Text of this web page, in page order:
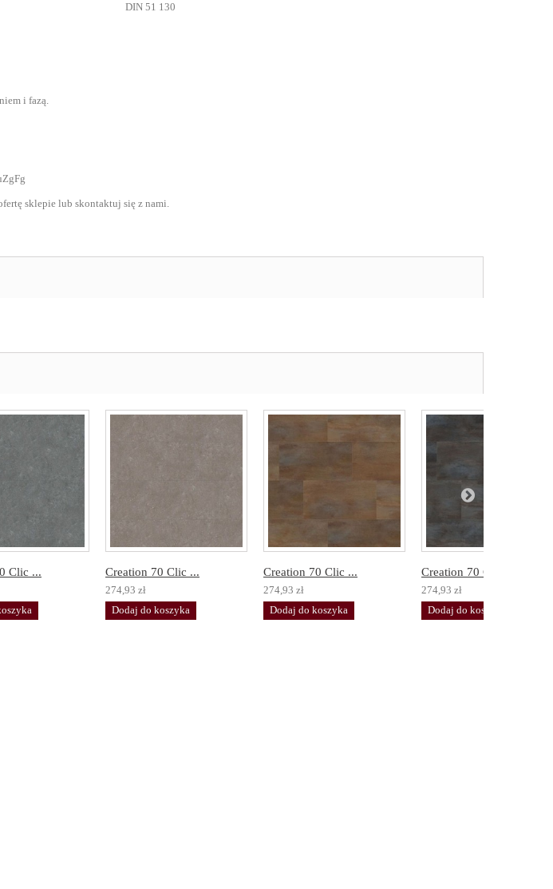
DIN 51 130
i fazą.
sklepie lub skontaktuj się z nami.
Clic ... Creation 70 Clic ...
274,93 zł
Dodaj do koszyka
Creation 70 Clic ...
274,93 zł
Dodaj do koszyka
Creation 70 Clic ...
274,93 zł
Dodaj do koszyka